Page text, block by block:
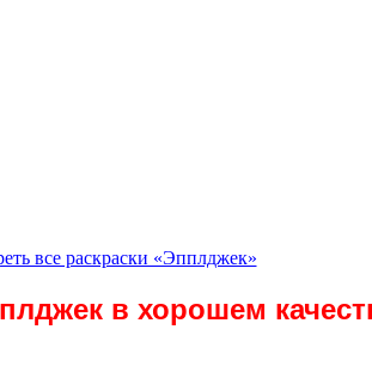
все раскраски «Эпплджек»
в хорошем